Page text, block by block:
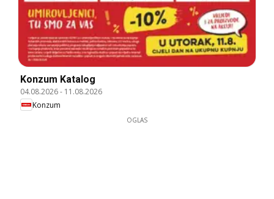
Konzum Katalog
04.08.2026- 11.08.2026
Konzum
OGLAS